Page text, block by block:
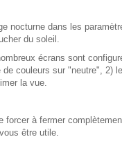
nocturne dans les
du soleil.
écrans sont
couleurs sur "neutre", 2)
la vue.
à fermer
être utile.